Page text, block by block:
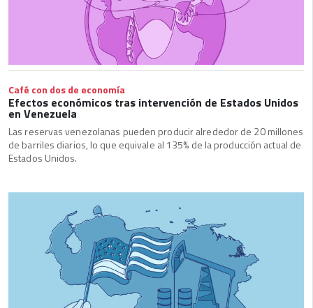
Café con dos de economía
Efectos económicos tras intervención de Estados Unidos
en Venezuela
Las reservas venezolanas pueden producir alrededor de 20 millones
de barriles diarios, lo que equivale al 135% de la producción actual de
Estados Unidos.